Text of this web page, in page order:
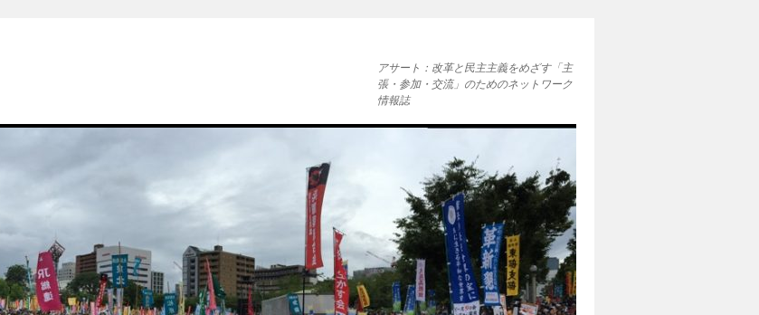
アサート：改革と民主主義をめざす「主
張・参加・交流」のためのネットワーク
情報誌